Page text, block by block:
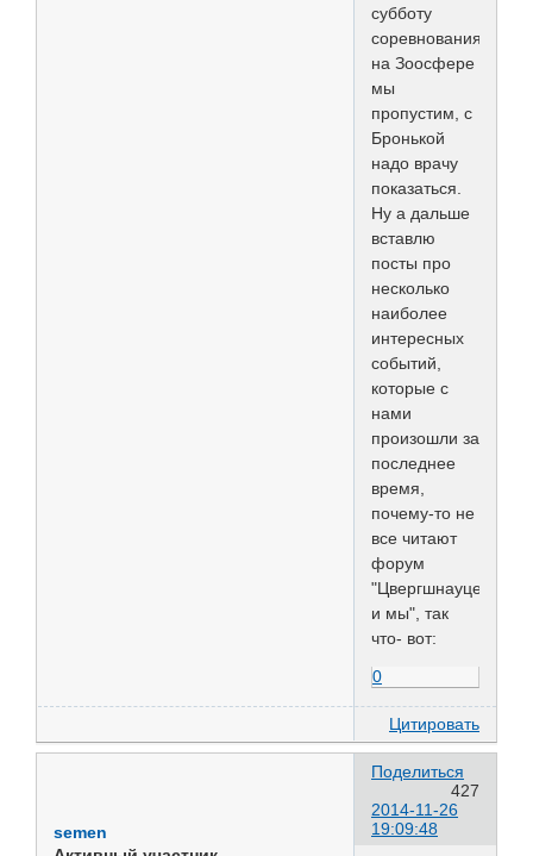
субботу
соревнования
на Зоосфере
мы
пропустим, с
Бронькой
надо врачу
показаться.
Ну а дальше
вставлю
посты про
несколько
наиболее
интересных
событий,
которые с
нами
произошли за
последнее
время,
почему-то не
все читают
форум
"Цвергшнауцеры
и мы", так
что- вот:
0
Цитировать
Поделиться
427
2014-11-26
19:09:48
semen